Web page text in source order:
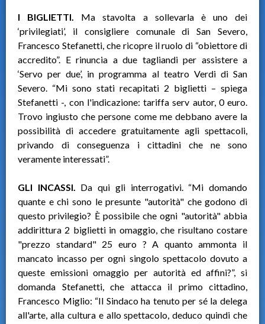
I BIGLIETTI. Ma stavolta a sollevarla è uno dei
‘privilegiati’, il consigliere comunale di San Severo,
Francesco Stefanetti, che ricopre il ruolo di “obiettore di
accredito”. E rinuncia a due tagliandi per assistere a
‘Servo per due’, in programma al teatro Verdi di San
Severo. “Mi sono stati recapitati 2 biglietti – spiega
Stefanetti -, con l'indicazione: tariffa serv autor, 0 euro.
Trovo ingiusto che persone come me debbano avere la
possibilità di accedere gratuitamente agli spettacoli,
privando di conseguenza i cittadini che ne sono
veramente interessati”.
GLI INCASSI. Da qui gli interrogativi. “Mi domando
quante e chi sono le presunte "autorità" che godono di
questo privilegio? È possibile che ogni "autorità" abbia
addirittura 2 biglietti in omaggio, che risultano costare
"prezzo standard" 25 euro ? A quanto ammonta il
mancato incasso per ogni singolo spettacolo dovuto a
queste emissioni omaggio per autorità ed affini?”, si
domanda Stefanetti, che attacca il primo cittadino,
Francesco Miglio: “Il Sindaco ha tenuto per sé la delega
all'arte, alla cultura e allo spettacolo, deduco quindi che